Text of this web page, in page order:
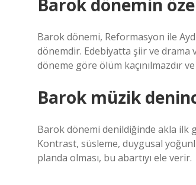
Barok dönemin
Barok dönemi, Reformasyon ile
dönemdir. Edebiyatta şiir ve
döneme göre ölüm kaçınılmazdır
Barok müzik
Barok dönemi denildiğinde akla ilk
Kontrast, süsleme, duygusal
planda olması, bu abartıyı ele verir.